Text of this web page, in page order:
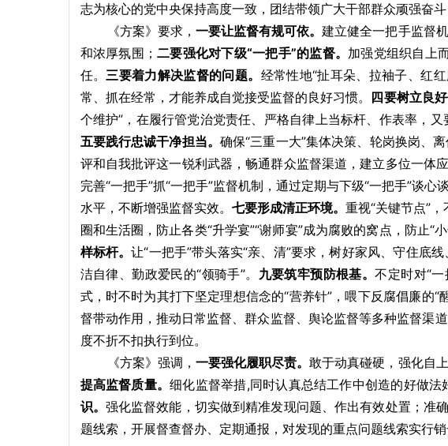
志为核心的党中央保持高度一致，团结带领广大干部群众顽强奋
《方案》要求， 一要让监督有规可依。建立健全一把手监督
和浓厚氛围； 二要强化对下级“一把手”的监督。 加强党组织自上
任。三要着力解决监督的问题。 经常性地“扯耳朵、拉袖子、红
常、抓在经常，才能养成自觉接受监督的良好习惯。 四要树立良好
个维护”，在履行管党治党责任、严格自律上当标杆、作表率，
五要践行忠诚干净担当。 确保“三重一大”集体决策、轮岗换岗、
评和自我批评这一锐利武器，畅通群众监督渠道，建立多位一体
完善“一把手”抓“一把手”监督机制，通过定期与下级“一把手”谈
水平，不断增强监督实效。 七要形成清正环境。 重视“关键节点”
圈和生活圈，防止各类“升学宴”“谢师宴”成为腐败的窝点，防止“
样标杆。让“一把手”带头落实“亲、清”要求，树好家风、守住底
洁自律、勤政爱民的“领骑手”。 九要筑牢预防根基。不定时对“
式，时不时为其打下坚定理想信念的“营养针”，喂下反腐倡廉的
督带动作用，推动日常监督、群众监督、舆论监督等多种监督渠
度不折不扣执行到位。
《方案》强调， 一要强化履职尽责。敢于动真碰硬，强化自
提高监督质量。细化监督举措,同时认真总结工作中创造的好做
识。 强化监督效能，切实做到精准发现问题、作出有效处置；准
题线索，开展督查督办、定期通报，对发现的重点问题线索实行